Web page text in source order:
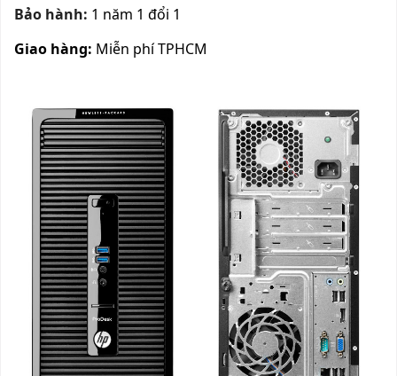
Bảo hành: 1 năm 1 đổi 1
Giao hàng: Miễn phí TPHCM